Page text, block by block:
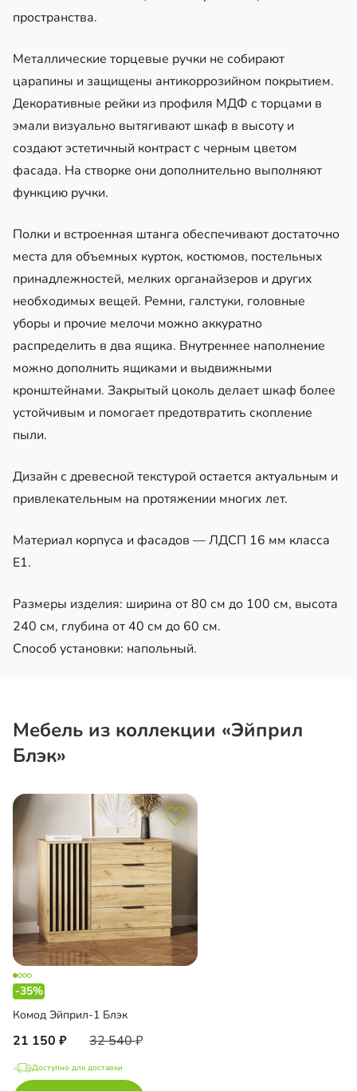
пространства.
Металлические торцевые ручки не собирают
царапины и защищены антикоррозийном покрытием.
Декоративные рейки из профиля МДФ с торцами в
эмали визуально вытягивают шкаф в высоту и
создают эстетичный контраст с черным цветом
фасада. На створке они дополнительно выполняют
функцию ручки.
Полки и встроенная штанга обеспечивают достаточно
места для объемных курток, костюмов, постельных
принадлежностей, мелких органайзеров и других
необходимых вещей. Ремни, галстуки, головные
уборы и прочие мелочи можно аккуратно
распределить в два ящика. Внутреннее наполнение
можно дополнить ящиками и выдвижными
кронштейнами. Закрытый цоколь делает шкаф более
устойчивым и помогает предотвратить скопление
пыли.
Дизайн с древесной текстурой остается актуальным и
привлекательным на протяжении многих лет.
Материал корпуса и фасадов — ЛДСП 16 мм класса
Е1.
Размеры изделия: ширина от 80 см до 100 см, высота
240 см, глубина от 40 см до 60 см.
Способ установки: напольный.
Мебель из коллекции «Эйприл
Блэк»
-35%
Комод Эйприл-1 Блэк
21 150 32 540
Доступно для доставки